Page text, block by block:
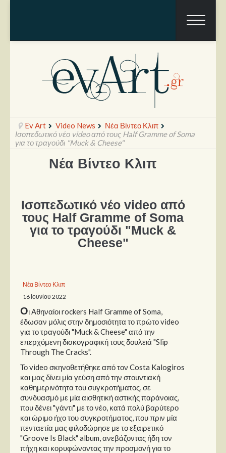
Ραπόρτο
Θέατρο
Συνεντεύξεις
Παρουσιάσεις
Σειρές
Ταινίες
Βιβλία
Video News
Καλλιτέχνες
Μουσικοί
Διάφοροι
Εκτός Συνόρων
Νέα
Ev Art Video News
Νέα Βίντεο Κλιπ
Ισοπεδωτικό νέο video από τους Half Gramme of Soma
για το τραγούδι "Muck & Cheese"
Νέα Βίντεο Κλιπ
Ισοπεδωτικό νέο video από
τους Half Gramme of Soma
για το τραγούδι "Muck &
Cheese"
Νέα Βίντεο Κλιπ
16 Ιουνίου 2022
Οι Αθηναίοι rockers Half Gramme of Soma,
έδωσαν μόλις στην δημοσιότητα το πρώτο video
για το τραγούδι "Muck & Cheese" από την
επερχόμενη δισκογραφική τους δουλειά "Slip
Through The Cracks".
Το video σκηνοθετήθηκε από τον Costa Kalogiros
και μας δίνει μία γεύση από την στουντιακή
καθημερινότητα του συγκροτήματος, σε
συνδυασμό με μία αισθητική αστικής παράνοιας,
που δένει "γάντι" με το νέο, κατά πολύ βαρύτερο
και ώριμο ήχο του συγκροτήματος, που πριν μία
πενταετία μας φιλοδώρησε με το εξαιρετικό
"Groove Is Black" album, ανεβάζοντας ήδη τον
πήχη και κορυφώνοντας την προσμονή για το